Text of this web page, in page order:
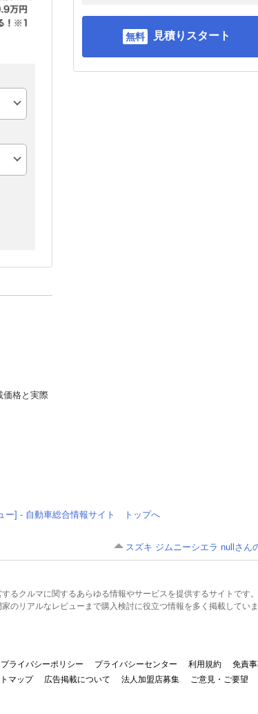
価格と実際
見積りスタート
ー] - 自動車総合情報サイト トップへ
スズキ ジムニーシエラ nullさん
るクルマに関するあらゆる情報やサービスを提供するサイトです。
のリアルなレビューまで購入検討に役立つ情報を多く掲載していま
プライバシーポリシー プライバシーセンター 利用規約
免責
マップ 広告掲載について 法人加盟店募集
ご意見・ご要望